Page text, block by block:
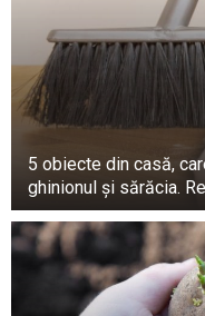
5 obiecte din casă,
ghinionul și sărăcia.